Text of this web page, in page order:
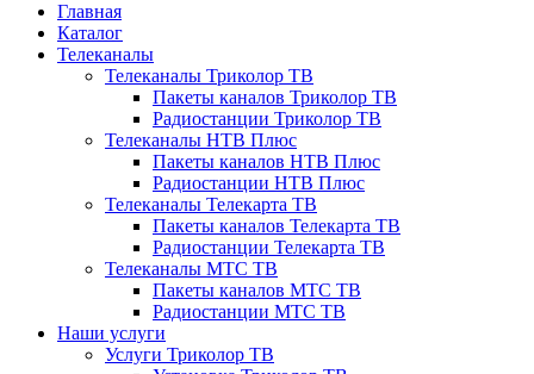
Главная
Каталог
Телеканалы
Телеканалы Триколор ТВ
Пакеты каналов Триколор ТВ
Радиостанции Триколор ТВ
Телеканалы НТВ Плюс
Пакеты каналов НТВ Плюс
Радиостанции НТВ Плюс
Телеканалы Телекарта ТВ
Пакеты каналов Телекарта ТВ
Радиостанции Телекарта ТВ
Телеканалы МТС ТВ
Пакеты каналов МТС ТВ
Радиостанции МТС ТВ
Наши услуги
Услуги Триколор ТВ